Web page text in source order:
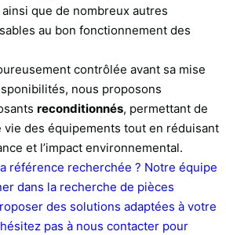
ainsi que de nombreux autres
au bon fonctionnement des
contrôlée avant sa mise
nous proposons
reconditionnés, permettant de
des équipements tout en réduisant
et l’impact environnemental.
référence recherchée ? Notre équipe
dans la recherche de pièces
des solutions adaptées à votre
pas à nous contacter pour